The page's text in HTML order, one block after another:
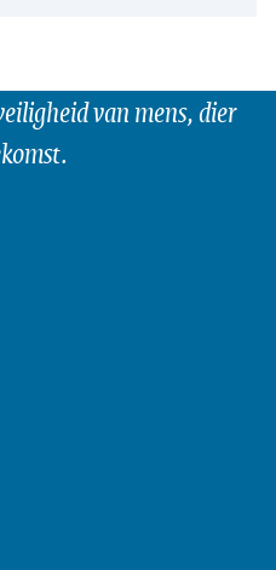
van mens, dier